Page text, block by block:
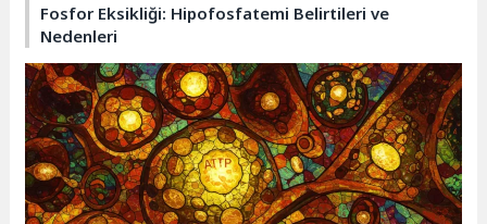
Fosfor Eksikliği: Hipofosfatemi Belirtileri ve
Nedenleri